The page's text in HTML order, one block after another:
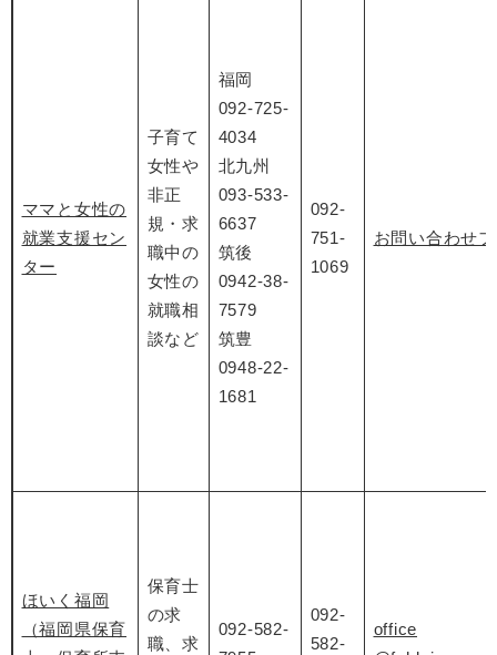
ママと女性の
就業支援セン
ター
子育て
女性や
非正
規・求
職中の
女性の
就職相
談など
福岡
092-725-
4034
北九州
093-533-
6637
筑後
0942-38-
7579
筑豊
0948-22-
1681
092-
751-
1069
お問い合わせ
ほいく福岡
（福岡県保育
保育士
の求
職、求
092-582-
092-
582-
office